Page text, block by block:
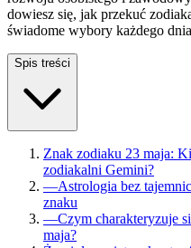
dowiesz się, jak przekuć
świadome wybory każdego
Spis treści
Znak zodiaku 23 maja:
zodiakalni Gemini?
—Astrologia bez
znaku
—Czym charakteryzuje
maja?